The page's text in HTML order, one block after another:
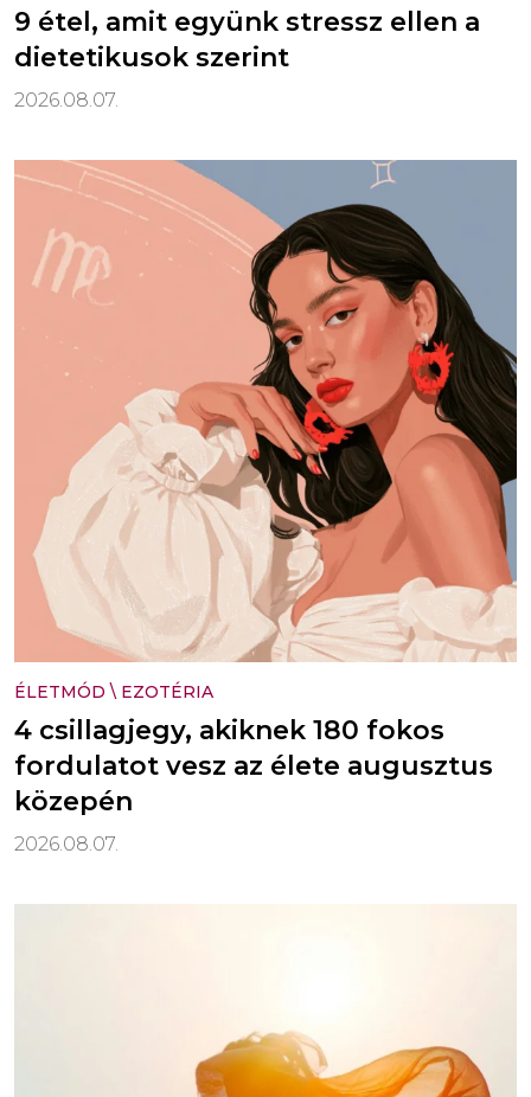
9 étel, amit együnk stressz ellen a
dietetikusok szerint
2026.08.07.
ÉLETMÓD \ EZOTÉRIA
4 csillagjegy, akiknek 180 fokos
fordulatot vesz az élete augusztus
közepén
2026.08.07.